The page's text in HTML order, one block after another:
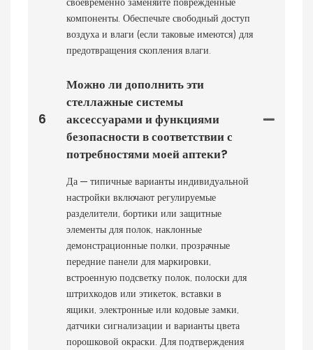
компоненты. Обеспечьте свободный доступ
воздуха и влаги (если таковые имеются) для
предотвращения скопления влаги.
6
Можно ли дополнить эти
стеллажные системы
аксессуарами и функциями
безопасности в соответствии с
потребностями моей аптеки?
Да — типичные варианты индивидуальной
настройки включают регулируемые
разделители, бортики или защитные
элементы для полок, наклонные
демонстрационные полки, прозрачные
передние панели для маркировки,
встроенную подсветку полок, полоски для
штрихкодов или этикеток, вставки в
ящики, электронные или кодовые замки,
датчики сигнализации и варианты цвета
порошковой окраски. Для подтверждения